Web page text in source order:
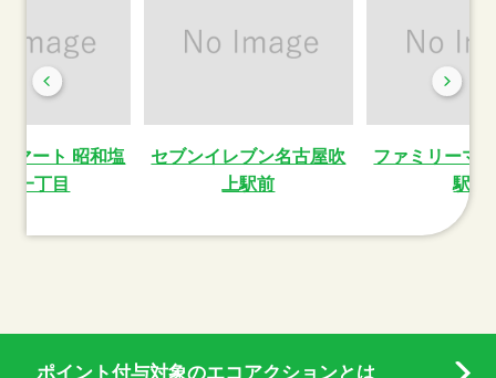
マート 昭和塩
一丁目
セブンイレブン名古屋吹
上駅前
ファミリーマ
駅南
ポイント付与対象のエコアクションとは